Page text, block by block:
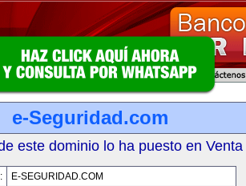
e-Seguridad.com
este dominio lo ha puesto en Venta
E-SEGURIDAD.COM